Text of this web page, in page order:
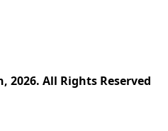
2026. All Rights Reserved